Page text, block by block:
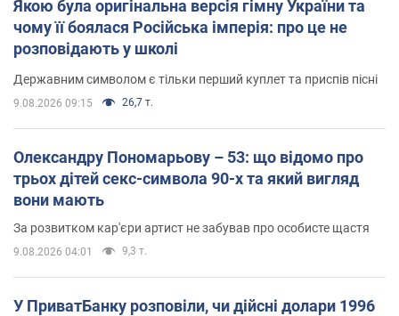
Якою була оригінальна версія гімну України та
чому її боялася Російська імперія: про це не
розповідають у школі
Державним символом є тільки перший куплет та приспів пісні
9.08.2026 09:15 26,7 т.
Олександру Пономарьову – 53: що відомо про
трьох дітей секс-символа 90-х та який вигляд
вони мають
За розвитком кар'єри артист не забував про особисте щастя
9.08.2026 04:01 9,3 т.
У ПриватБанку розповіли, чи дійсні долари 1996